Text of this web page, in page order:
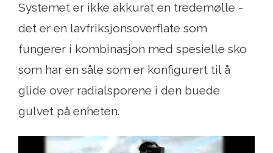
Systemet er ikke akkurat en tredemølle -
det er en lavfriksjonsoverflate som
fungerer i kombinasjon med spesielle sko
som har en såle som er konfigurert til å
glide over radialsporene i den buede
gulvet på enheten.